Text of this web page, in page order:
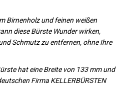
Birnenholz und feinen weißen
diese Bürste Wunder wirken,
Schmutz zu entfernen, ohne Ihre
hat eine Breite von 133 mm und
Firma KELLERBÜRSTEN